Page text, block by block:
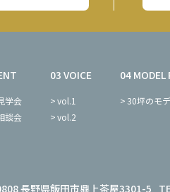
学会
談会
03 VOICE
vol.1
vol.2
04 MODEL
30坪のモ
長野県飯田市鼎上茶屋3301-5